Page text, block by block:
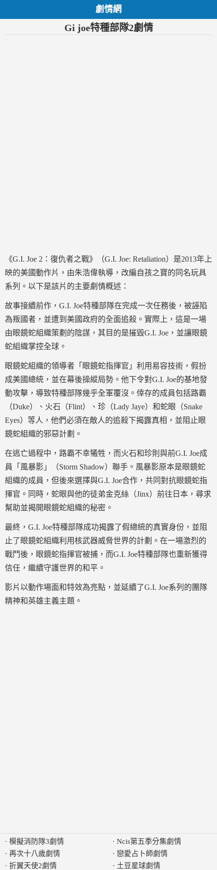
劇情網
Gi joe特種部隊2劇情
《G.I. Joe 2：復仇者之戰》（G.I. Joe: Retaliation）是2013年上
映的美國動作片，由朱浩偉執導，改編自孩之寶的同名玩具
系列。以下是該片的主要劇情概述：
故事接續前作，G.I. Joe特種部隊在完成一次任務後，被誣陷
為叛國者，並遭到美國政府的全面追殺。實際上，這是一場
由眼鏡蛇組織策劃的陰謀，其目的是摧毀G.I. Joe，並讓眼鏡
蛇組織掌控全球。
眼鏡蛇組織的領導者「眼鏡蛇指揮官」利用易容技術，假扮
成美國總統，並在幕後操縱局勢。他下令對G.I. Joe的基地發
動攻擊，導致特種部隊幾乎全軍覆沒。倖存的成員包括路霸
（Duke）、火石（Flint）、珍（Lady Jaye）和蛇眼（Snake
Eyes）等人，他們必須在敵人的追殺下揭露真相，並阻止眼
鏡蛇組織的邪惡計劃。
在逃亡過程中，路霸不幸犧牲，而火石和珍則與前G.I. Joe成
員「風暴影」（Storm Shadow）聯手。風暴影原本是眼鏡蛇
組織的成員，但後來選擇與G.I. Joe合作，共同對抗眼鏡蛇指
揮官。同時，蛇眼與他的徒弟金克絲（Jinx）前往日本，尋求
幫助並揭開眼鏡蛇組織的秘密。
最終，G.I. Joe特種部隊成功揭露了假總統的真實身份，並阻
止了眼鏡蛇組織利用核武器威脅世界的計劃。在一場激烈的
戰鬥後，眼鏡蛇指揮官被捕，而G.I. Joe特種部隊也重新獲得
信任，繼續守護世界的和平。
影片以動作場面和特效為亮點，並延續了G.I. Joe系列的團隊
精神和英雄主義主題。
· 模擬消防隊3劇情
· 再次十八歲劇情
· 折翼天使2劇情
· Ncis第五季分集劇情
· 戀愛占卜師劇情
· 土豆星球劇情